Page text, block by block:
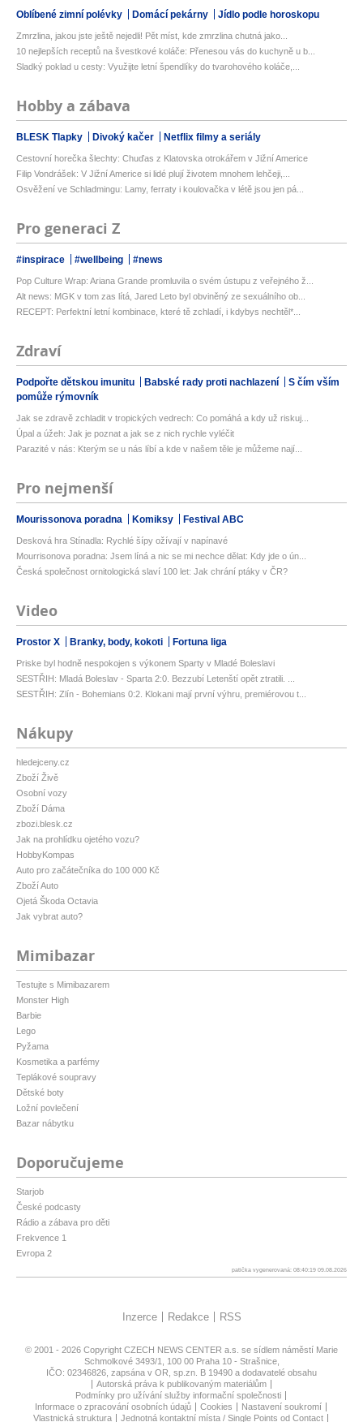
Oblíbené zimní polévky Domácí pekárny Jídlo podle horoskopu
Zmrzlina, jakou jste ještě nejedli! Pět míst, kde zmrzlina chutná jako...
10 nejlepších receptů na švestkové koláče: Přenesou vás do kuchyně u b...
Sladký poklad u cesty: Využijte letní špendlíky do tvarohového koláče,...
Hobby a zábava
BLESK Tlapky Divoký kačer Netflix filmy a seriály
Cestovní horečka šlechty: Chuďas z Klatovska otrokářem v Jižní Americe
Filip Vondrášek: V Jižní Americe si lidé plují životem mnohem lehčeji,...
Osvěžení ve Schladmingu: Lamy, ferraty i koulovačka v létě jsou jen pá...
Pro generaci Z
#inspirace #wellbeing #news
Pop Culture Wrap: Ariana Grande promluvila o svém ústupu z veřejného ž...
Alt news: MGK v tom zas lítá, Jared Leto byl obviněný ze sexuálního ob...
RECEPT: Perfektní letní kombinace, které tě zchladí, i kdybys nechtěl*...
Zdraví
Podpořte dětskou imunitu Babské rady proti nachlazení
S čím vším
pomůže rýmovník
Jak se zdravě zchladit v tropických vedrech: Co pomáhá a kdy už riskuj...
Úpal a úžeh: Jak je poznat a jak se z nich rychle vyléčit
Parazité v nás: Kterým se u nás líbí a kde v našem těle je můžeme nají...
Pro nejmenší
Mourissonova poradna Komiksy Festival ABC
Desková hra Stínadla: Rychlé šípy ožívají v napínavé
Mourrisonova poradna: Jsem líná a nic se mi nechce dělat: Kdy jde o ún...
Česká společnost ornitologická slaví 100 let: Jak chrání ptáky v ČR?
Video
Prostor X Branky, body, kokoti Fortuna liga
Priske byl hodně nespokojen s výkonem Sparty v Mladé Boleslavi
SESTŘIH: Mladá Boleslav - Sparta 2:0. Bezzubí Letenští opět ztratili. ...
SESTŘIH: Zlín - Bohemians 0:2. Klokani mají první výhru, premiérovou t...
Nákupy
hledejceny.cz
Zboží Živě
Osobní vozy
Zboží Dáma
zbozi.blesk.cz
Jak na prohlídku ojetého vozu?
HobbyKompas
Auto pro začátečníka do 100 000 Kč
Zboží Auto
Ojetá Škoda Octavia
Jak vybrat auto?
Mimibazar
Testujte s Mimibazarem
Monster High
Barbie
Lego
Pyžama
Kosmetika a parfémy
Teplákové soupravy
Dětské boty
Ložní povlečení
Bazar nábytku
Doporučujeme
Starjob
České podcasty
Rádio a zábava pro děti
Frekvence 1
Evropa 2
patička vygenerovaná: 08:40:19 09.08.2026
Inzerce Redakce RSS
© 2001 - 2026 Copyright CZECH NEWS CENTER a.s. se sídlem náměstí Marie
Schmolkové 3493/1, 100 00 Praha 10 - Strašnice,
IČO: 02346826, zapsána v OR, sp.zn. B 19490 a dodavatelé obsahu
Autorská práva k publikovaným materiálům
Podmínky pro užívání služby informační společnosti
Informace o zpracování osobních údajů
Cookies
Nastavení soukromí
Vlastnická struktura
Jednotná kontaktní místa / Single Points od Contact